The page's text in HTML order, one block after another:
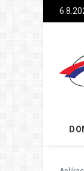
Na hlavní obsah